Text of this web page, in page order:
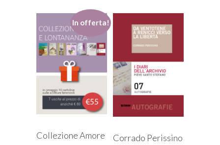
recente
In offerta!
Collezione Amore
Corrado Perissino